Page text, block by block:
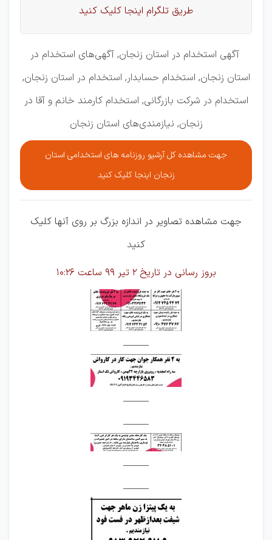
طریق تلگرام اینجا کلیک کنید
آگهی استخدام در استان زنجان, آگهی‌های استخدام در
استان زنجان, استخدام حسابدار, استخدام در استان زنجان,
استخدام در شرکت بازرگانی, استخدام کارمند خانم و آقا در
زنجان, نیازمندی‌های استان زنجان
جهت مشاهده کل آرشیو روزنامه های استخدامی استان
زنجان اینجا کلیک کنید
جهت مشاهده تصاویر در اندازه بزرگ بر روی آنها کلیک
کنید
بروز رسانی در تاریخ 2 تیر 99 ساعت 10:26
______
______
______
______
______